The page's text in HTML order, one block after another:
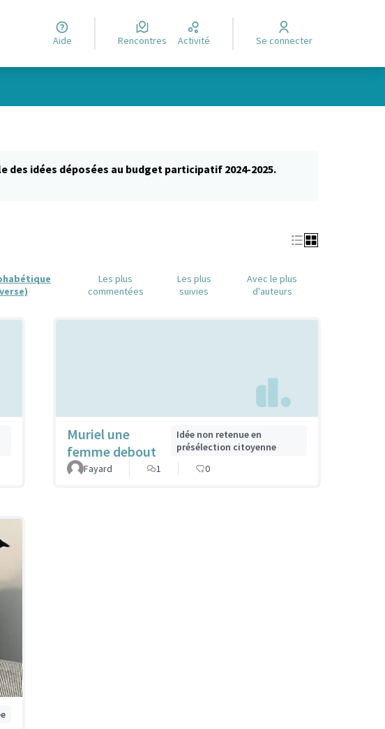
Aide Rencontres Activité Se connecter
des idées déposées au budget participatif 2024-2025.
Les plus
commentées
Les plus
suivies
Avec le plus
d'auteurs
Muriel une
femme debout
Idée non retenue en
présélection citoyenne
Fayard
1 0